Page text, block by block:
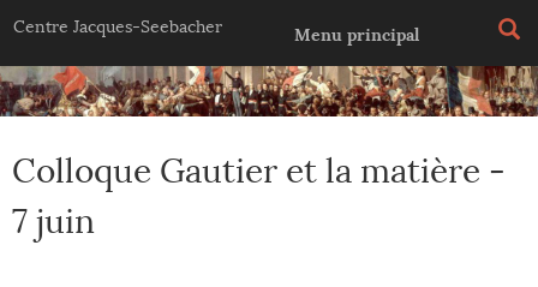
Centre Jacques-Seebacher Menu principal
Colloque Gautier et la matière -
7 juin